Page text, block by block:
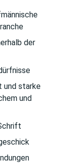
der
und starke
und